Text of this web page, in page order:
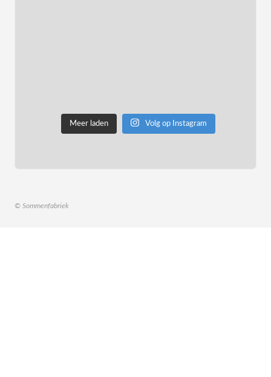
Meer laden Volg op Instagram
© Sommenfabriek